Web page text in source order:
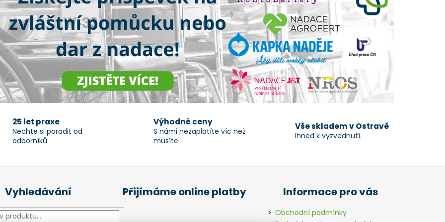
k
y
v
ý
p
i
s
u
25 let praxe
Nechte si poradit od
odborníků
Výhodné ceny
S námi nezaplatíte víc než
musíte.
Vše skladem v Ostravě
Ihned k vyzvednutí.
Vyhledávání Přijímáme online platby Informace pro vás
Obchodní podmínky